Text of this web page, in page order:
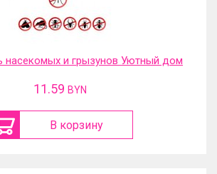
насекомых и грызунов Уютный дом
11.59 BYN
В корзину